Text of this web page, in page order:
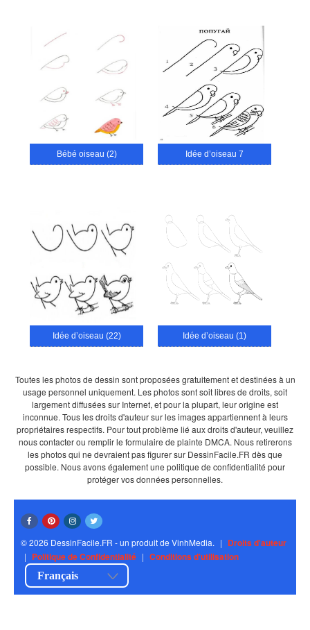
Bébé oiseau (2) Idée d’oiseau 7
Idée d’oiseau (22) Idée d’oiseau (1)
Toutes les photos de dessin sont proposées gratuitement et destinées à un
usage personnel uniquement. Les photos sont soit libres de droits, soit
largement diffusées sur Internet, et pour la plupart, leur origine est
inconnue. Tous les droits d'auteur sur les images appartiennent à leurs
propriétaires respectifs. Pour tout problème lié aux droits d'auteur, veuillez
nous contacter ou remplir le formulaire de plainte DMCA. Nous retirerons
les photos qui ne devraient pas figurer sur DessinFacile.FR dès que
possible. Nous avons également une politique de confidentialité pour
protéger vos données personnelles.
© 2026 DessinFacile.FR - un produit de VinhMedia. | Droits d'auteur
| Politique de Confidentialité | Conditions d'utilisation
Français